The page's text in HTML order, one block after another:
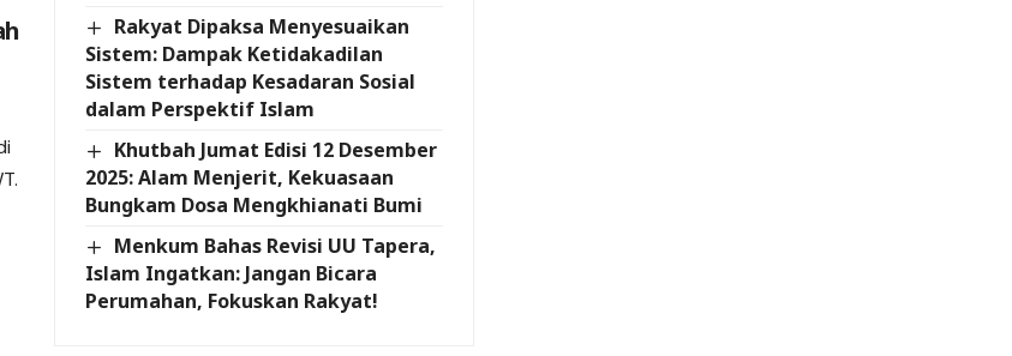
Rakyat Dipaksa Menyesuaikan
Sistem: Dampak Ketidakadilan
Sistem terhadap Kesadaran Sosial
dalam Perspektif Islam
Khutbah Jumat Edisi 12 Desember
2025: Alam Menjerit, Kekuasaan
Bungkam Dosa Mengkhianati Bumi
Menkum Bahas Revisi UU Tapera,
Islam Ingatkan: Jangan Bicara
Perumahan, Fokuskan Rakyat!